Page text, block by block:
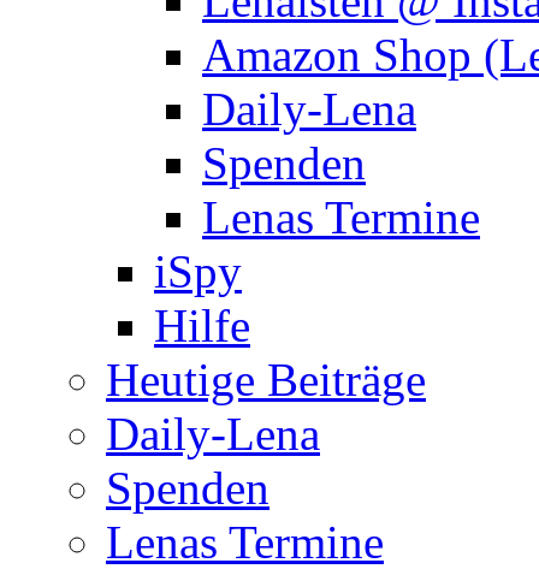
Amazon Shop
Daily-Lena
Spenden
Lenas Termine
iSpy
Hilfe
Heutige Beiträge
Daily-Lena
Spenden
Lenas Termine